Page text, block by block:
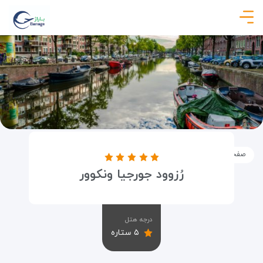
صفحه نخست اقامتگاه ها رُزوود جورجیا ونکوور
رُزوود جورجیا ونکوور
درجه هتل